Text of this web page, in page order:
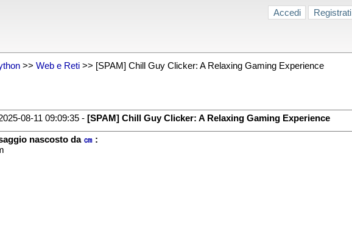
Accedi Registrati
>> Web e Reti>> [SPAM] Chill Guy Clicker: A Relaxing Gaming Experience
08-11 09:09:35 - [SPAM] Chill Guy Clicker: A Relaxing Gaming Experience
nascosto da ㎝ :